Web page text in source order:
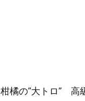
柑橘の”大トロ”　高